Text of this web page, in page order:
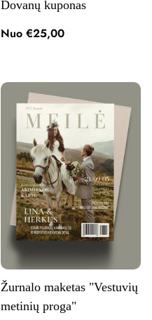
Dovanų kuponas
Nuo €25,00
Žurnalo maketas "Vestuvių
metinių proga"